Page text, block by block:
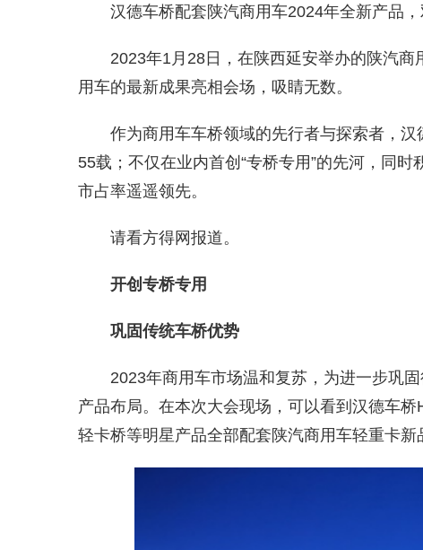
汉德车桥配套陕汽商用车2024年全新产品
2023年1月28日，在陕西延安举办的陕汽
用车的最新成果亮相会场，吸睛无数。
作为商用车车桥领域的先行者与探索者，
55载；不仅在业内首创“专桥专用”的先河，同
市占率遥遥领先。
请看方得网报道。
开创专桥专用
巩固传统车桥优势
2023年商用车市场温和复苏，为进一步巩
产品布局。在本次大会现场，可以看到汉德车
轻卡桥等明星产品全部配套陕汽商用车轻重卡